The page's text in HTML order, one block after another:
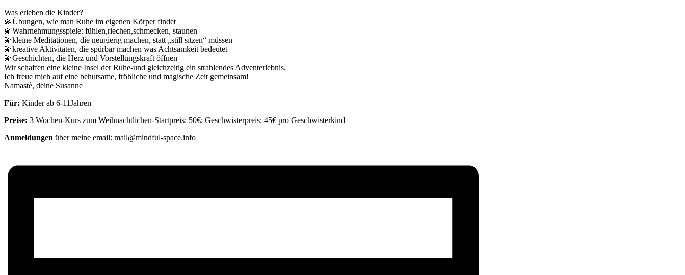
Was erleben die Kinder?
💫Übungen, wie man Ruhe im eigenen Körper findet
💫Wahrnehmungsspiele: fühlen,riechen,schmecken, staunen
💫kleine Meditationen, die neugierig machen, statt „still sitzen“ müssen
💫kreative Aktivitäten, die spürbar machen was Achtsamkeit bedeutet
💫Geschichten, die Herz und Vorstellungskraft öffnen
Wir schaffen eine kleine Insel der Ruhe-und gleichzeitig ein strahlendes Adventerlebnis.
Ich freue mich auf eine behutsame, fröhliche und magische Zeit gemeinsam!
Namastè, deine Susanne
Für: Kinder ab 6-11Jahren
Preise: 3 Wochen-Kurs zum Weihnachtlichen-Startpreis: 50€; Geschwisterpreis: 45€ pro Geschwisterkind
Anmeldungen über meine email: mail@mindful-space.info